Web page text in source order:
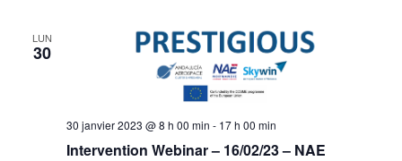
LUN
30
Intervention Webinar – 16/02/23 – NAE
30 janvier 2023 @ 8 h 00 min - 17 h 00 min